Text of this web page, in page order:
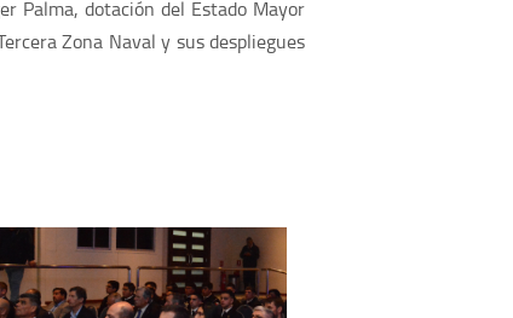
Palma, dotación del Estado Mayor
Zona Naval y sus despliegues